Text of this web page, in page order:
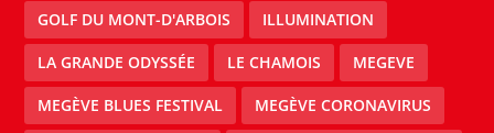
GOLF DU MONT-D'ARBOIS ILLUMINATION
LA GRANDE ODYSSÉE LE CHAMOIS MEGEVE
MEGÈVE BLUES FESTIVAL MEGÈVE CORONAVIRUS